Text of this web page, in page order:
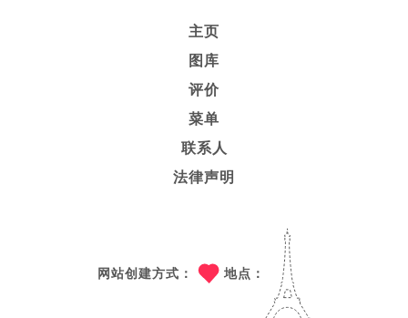
主页
图库
评价
菜单
联系人
法律声明
网站创建方式： 地点：